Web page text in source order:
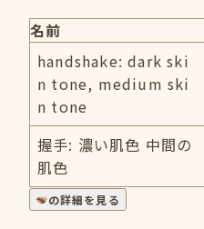
名前
handshake: dark ski
n tone, medium ski
n tone
握手: 濃い肌色 中間の
肌色
の詳細を見る